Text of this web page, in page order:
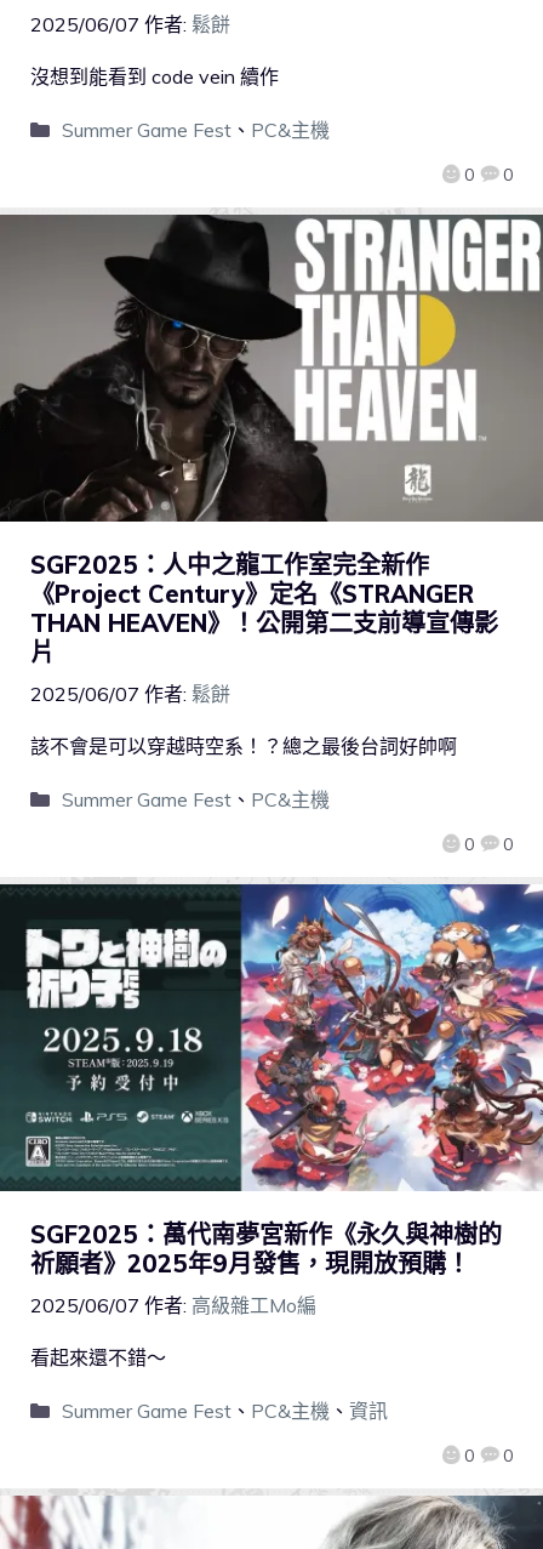
2025/06/07 作者: 鬆餅
0 0
沒想到能看到 code vein 續作
Summer Game Fest、 PC&主機
SGF2025：人中之龍工作室完全新作
《Project Century》定名《STRANGER
THAN HEAVEN》！公開第二支前導宣傳影
片
2025/06/07 作者: 鬆餅
0 0
該不會是可以穿越時空系！？總之最後台詞好帥啊
Summer Game Fest、 PC&主機
SGF2025：萬代南夢宮新作《永久與神樹的
祈願者》2025年9月發售，現開放預購！
2025/06/07 作者: 高級雜工Mo編
0 0
看起來還不錯～
Summer Game Fest、 PC&主機、 資訊